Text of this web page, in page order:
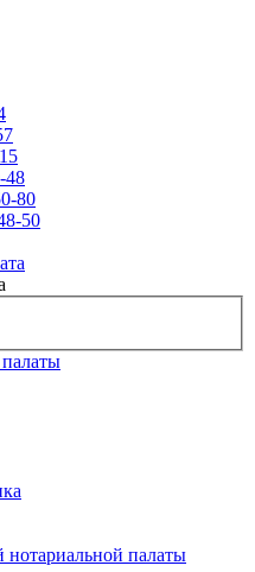
48
80
50
нотариальной палаты